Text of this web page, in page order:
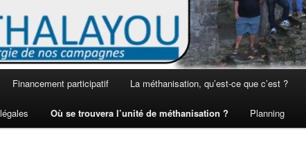
contenu principal
contenu secondaire
Financement participatif La méthanisation, qu’est-ce que c’est ?
Où se trouvera l’unité de méthanisation ? Planning